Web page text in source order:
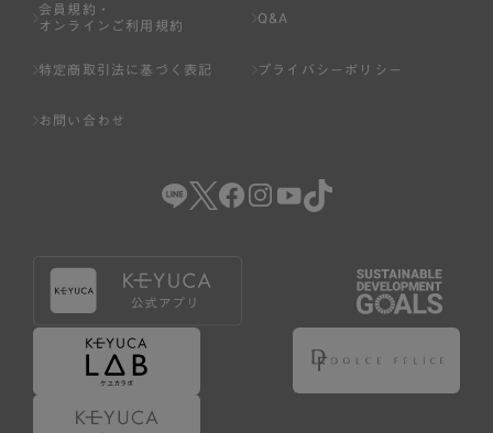
のいずれかの事由に該当する場合は、その登録を拒否し、
または事前に通知することなく一旦なされた登録を取り消
いる場合。
（5） その他、本規約または個別規定に違反した場合。
4.会員登録が取り消された場合においても、当該会員は、
弊社とのお取引等により既に発生した支払義務等の取引上
の義務および本規約上の義務の履行責任を免れないものと
します。
5.仮登録とは、ケユカが提供するアプリ等でサービスを利
会員規約・
オンラインご利用規約
Q&A
特定商取引法に基づく表記 プライバシーポリシー
お問い合わせ